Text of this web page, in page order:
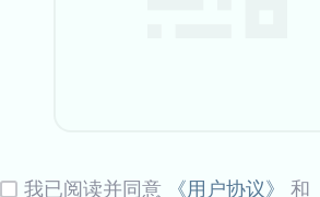
我已阅读并同意 《用户协议》 和